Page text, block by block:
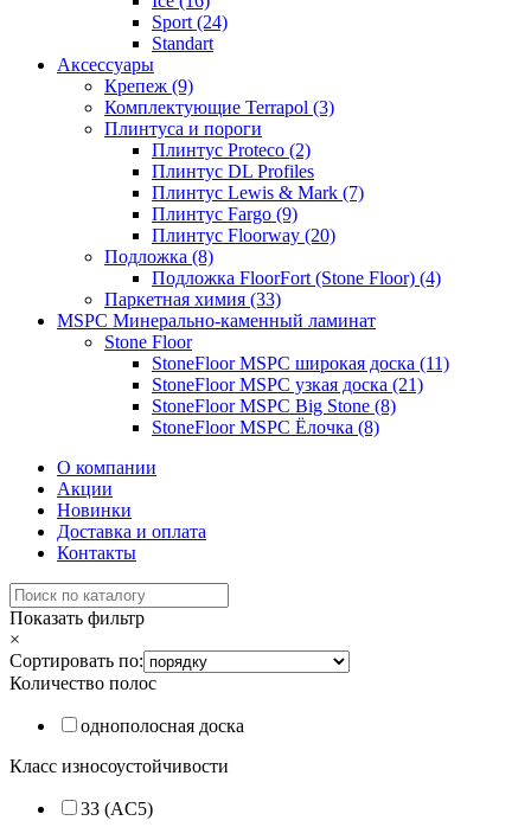
Sport (24)
Standart
Аксессуары
Крепеж (9)
Комплектующие Terrapol (3)
Плинтуса и пороги
Плинтус Proteco (2)
Плинтус DL Profiles
Плинтус Lewis & Mark (7)
Плинтус Fargo (9)
Плинтус Floorway (20)
Подложка (8)
Подложка FloorFort (Stone Floor) (4)
Паркетная химия (33)
MSPC Минерально-каменный ламинат
Stone Floor
StoneFloor MSPC широкая доска (11)
StoneFloor MSPC узкая доска (21)
StoneFloor MSPC Big Stone (8)
StoneFloor MSPC Ёлочка (8)
О компании
Акции
Новинки
Доставка и оплата
Контакты
Показать фильтр
×
Сортировать по:
Количество полос
однополосная доска
Класс износоустойчивости
33 (AC5)